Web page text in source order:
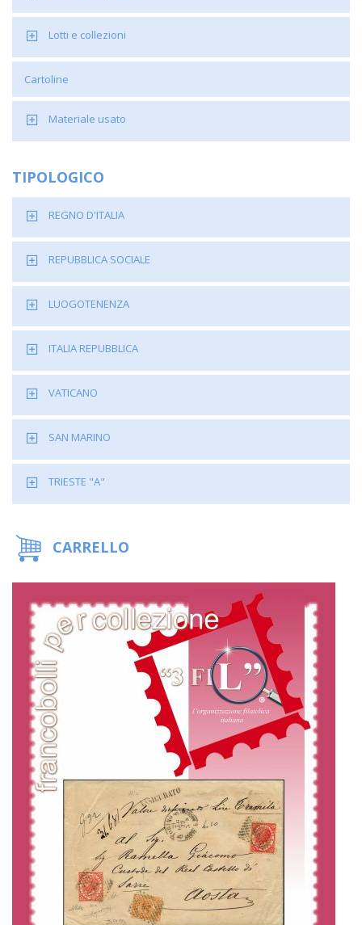
Lotti e collezioni
Cartoline
Materiale usato
TIPOLOGICO
REGNO D'ITALIA
REPUBBLICA SOCIALE
LUOGOTENENZA
ITALIA REPUBBLICA
VATICANO
SAN MARINO
TRIESTE "A"
CARRELLO